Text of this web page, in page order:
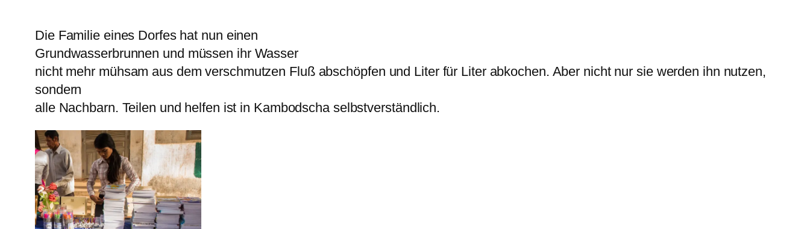
Die Familie eines Dorfes hat nun einen
Grundwasserbrunnen und müssen ihr Wasser
nicht mehr mühsam aus dem verschmutzen Fluß abschöpfen und Liter für Liter abkochen. Aber nicht nur sie werden ihn nutzen,
sondern
alle Nachbarn. Teilen und helfen ist in Kambodscha selbstverständlich.